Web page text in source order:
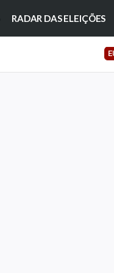
RADAR DAS ELEIÇÕES